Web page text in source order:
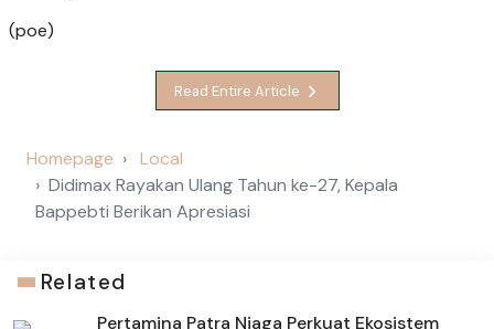
(poe)
Read Entire Article
Homepage
Local
Didimax Rayakan Ulang Tahun ke-27, Kepala
Bappebti Berikan Apresiasi
Related
Pertamina Patra Niaga Perkuat Ekosistem